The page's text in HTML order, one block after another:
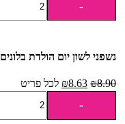
נשפני לשון יום הולדת בלונים 6 יח'
₪8.90
₪8.63 לכל פריט